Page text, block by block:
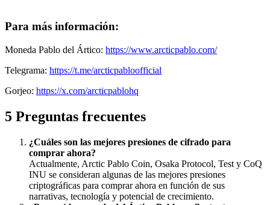
Para más información:
Moneda Pablo del Ártico: https://www.arcticpablo.com/
Telegrama: https://t.me/arcticpabloofficial
Gorjeo: https://x.com/arcticpablohq
5 Preguntas frecuentes
¿Cuáles son las mejores presiones de cifrado para
comprar ahora?
Actualmente, Arctic Pablo Coin, Osaka Protocol, Test y CoQ
INU se consideran algunas de las mejores presiones
criptográficas para comprar ahora en función de sus
narrativas, tecnología y potencial de crecimiento.